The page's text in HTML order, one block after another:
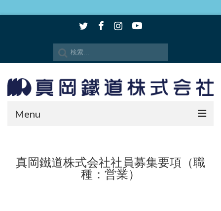
Menu
SLもおか
SLキューロク館
真岡鐵道株式会社社員募集要項（職
種：営業）